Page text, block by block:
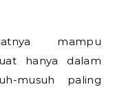
mampu
hanya dalam
musuh paling